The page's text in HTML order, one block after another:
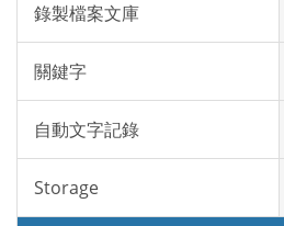
錄製檔案文庫
關鍵字
自動文字記錄
Storage